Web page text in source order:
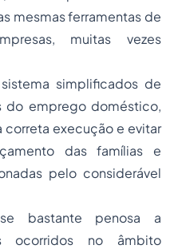
mesmas ferramentas de
muitas vezes
simplificados de
do emprego doméstico,
execução e evitar
das famílias e
pelo considerável
bastante penosa a
ocorridos no âmbito